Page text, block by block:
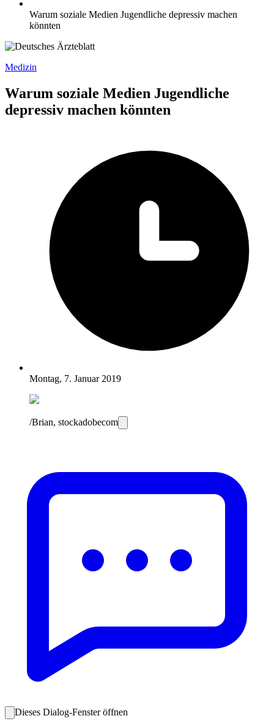
Warum soziale Medien Jugendliche depressiv machen
könnten
Medizin
Warum soziale Medien Jugendliche
depressiv machen könnten
Montag, 7. Januar 2019
/Brian, stockadobecom
Dieses Dialog-Fenster öffnen